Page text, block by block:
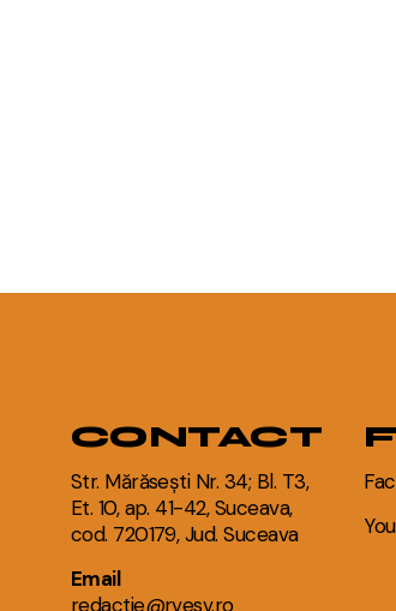
CONTACT
Str. Mărăsești Nr. 34; Bl. T3,
Et. 10, ap. 41-42, Suceava,
cod. 720179, Jud. Suceava
Email
redactie@rvesv.ro